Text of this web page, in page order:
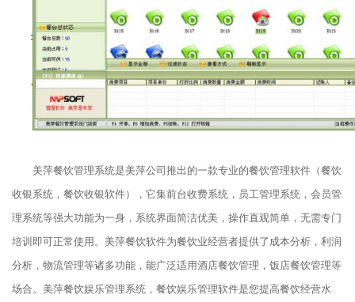
市场价：1680
今日特价：980
美萍餐饮管理系统是美萍公司推出的一款专业的餐饮管理软件（餐饮
收银系统，餐饮收银软件），它集前台收费系统，员工管理系统，会员管
理系统等强大功能为一身，系统界面简洁优美，操作直观简单，无需专门
培训即可正常使用。美萍餐饮软件为餐饮业经营者提供了成本分析，利润
分析，物流管理等诸多功能，能广泛适用酒店餐饮管理，饭店餐饮管理等
场合。美萍餐饮娱乐管理系统，餐饮娱乐管理软件是您提高餐饮经营水